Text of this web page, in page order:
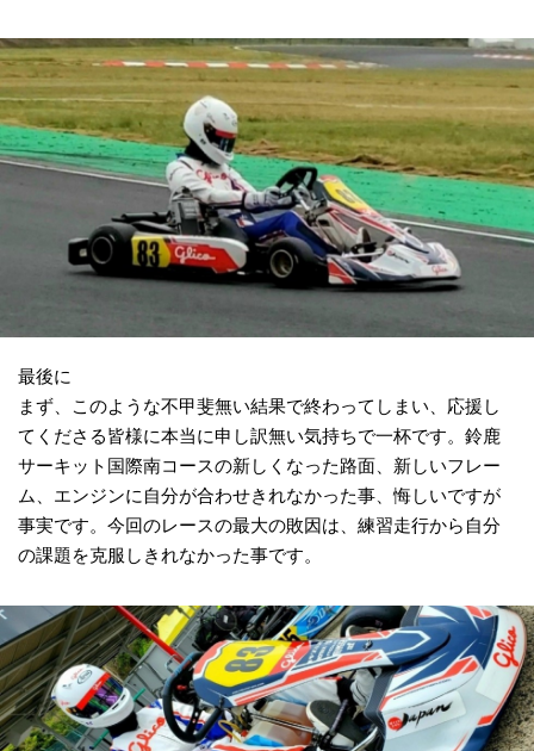
最後に
まず、このような不甲斐無い結果で終わってしまい、応援し
てくださる皆様に本当に申し訳無い気持ちで一杯です。鈴鹿
サーキット国際南コースの新しくなった路面、新しいフレー
ム、エンジンに自分が合わせきれなかった事、悔しいですが
事実です。今回のレースの最大の敗因は、練習走行から自分
の課題を克服しきれなかった事です。